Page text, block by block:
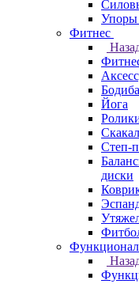
Упоры
Фитнес
Йога
Степ-
диски